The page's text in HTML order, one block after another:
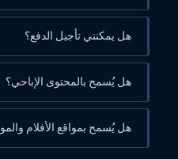
هل يمكنني تأجيل الدفع؟
هل يُسمح بالمحتوى الإباحي؟
هل يُسمح بمواقع الأفلام